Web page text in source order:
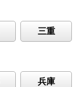
三重
兵庫